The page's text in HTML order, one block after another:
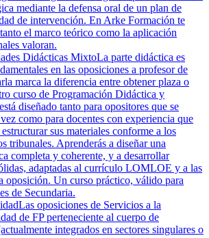
mediante la defensa oral de un plan de
de intervención. En Arke Formación te
el marco teórico como la aplicación
valoran.
Didácticas MixtoLa parte didáctica es
en las oposiciones a profesor de
marca la diferencia entre obtener plaza o
curso de Programación Didáctica y
diseñado tanto para opositores que se
como para docentes con experiencia que
sus materiales conforme a los
tribunales. Aprenderás a diseñar una
completa y coherente, y a desarrollar
adaptadas al currículo LOMLOE y a las
oposición. Un curso práctico, válido para
de Secundaria.
Las oposiciones de Servicios a la
de FP perteneciente al cuerpo de
integrados en sectores singulares o